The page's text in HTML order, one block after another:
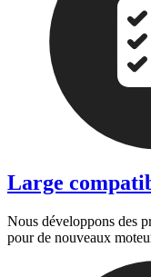
Large
Nous développons des
pour de nouveaux